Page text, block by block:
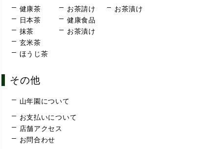
健康茶
日本茶
抹茶
玄米茶
ほうじ茶
お茶請け
健康食品
お茶漬け
お茶漬け
その他
山年園について
お支払いについて
店舗アクセス
お問合わせ